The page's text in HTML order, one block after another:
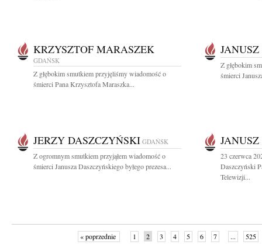
KRZYSZTOF MARASZEK
GDAŃSK
Z głębokim smutkiem przyjęliśmy wiadomość o
śmierci Pana Krzysztofa Maraszka...
Z głębokim
śmierci
JERZY DASZCZYŃSKI GDAŃSK
Z ogromnym smutkiem przyjąłem wiadomość o
śmierci Janusza Daszczyńskiego byłego prezesa...
23 czerwca
Daszczyński
Telewizji...
« poprzednie 1 2 3 4 5 6 7 ... 525